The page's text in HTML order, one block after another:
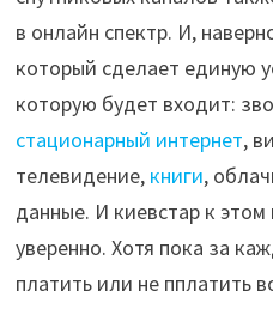
в онлайн спектр. И,
который сделает единую
которую будет входит:
стационарный интернет,
телевидение, книги,
данные. И киевстар к
уверенно. Хотя пока за
платить или не пплатить